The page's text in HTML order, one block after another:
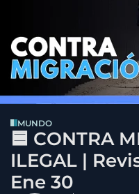
MUNDO
🟦 CONTRA
ILEGAL |
Ene 30